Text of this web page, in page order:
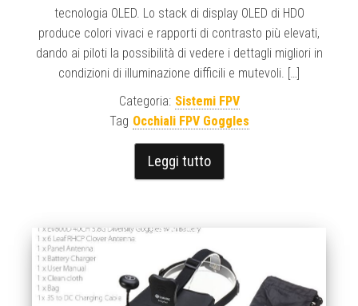
tecnologia OLED. Lo stack di display OLED di HDO
produce colori vivaci e rapporti di contrasto più elevati,
dando ai piloti la possibilità di vedere i dettagli migliori in
condizioni di illuminazione difficili e mutevoli. […]
Categoria: Sistemi FPV
Tag Occhiali FPV Goggles
Leggi tutto